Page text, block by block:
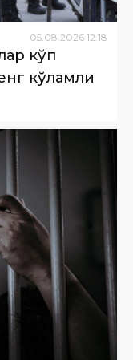
05 08 2026 12:18
кўп
кўламли